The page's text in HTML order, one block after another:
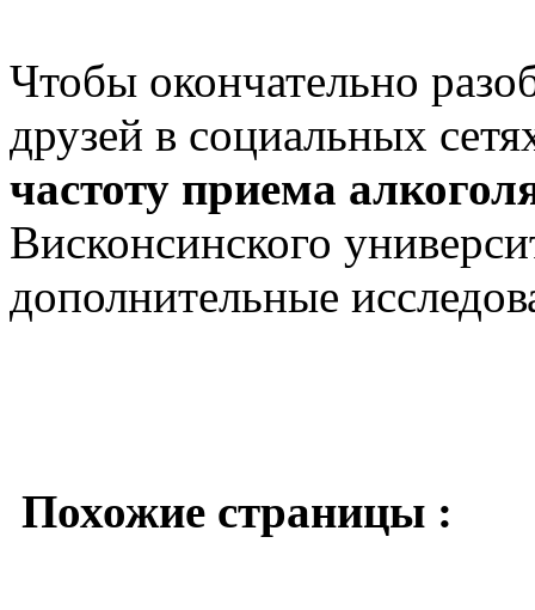
Чтобы окончательно
друзей в социальных
частоту приема
Висконсинского
дополнительные
Похожие страницы :